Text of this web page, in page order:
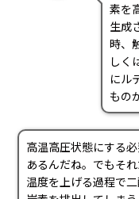
素を
生成
時、
しく
にル
もの
高温高圧状態にする
あるんだね。でもそ
温度を上げる過程で